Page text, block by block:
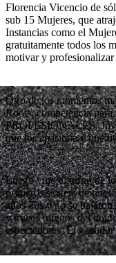
Florencia Vicencio de
sub 15 Mujeres, que
Instancias como el
gratuitamente todos los
motivar y profesionalizar
Otro de los momentos
Roots, competencia
PROFESIONALES.
que los apasiona y que
Luego vino el turno de
primeros skaters de
años 70s y no se
y trucos dignos del
espectadores. El